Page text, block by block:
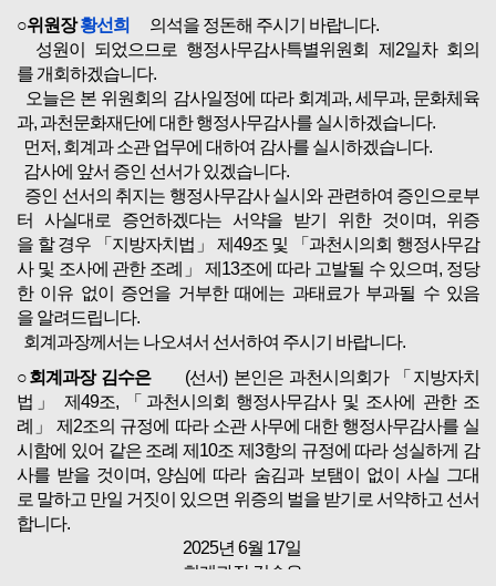
○위원장황선희
의석을 정돈해 주시기 바랍니다.
성원이 되었으므로 행정사무감사특별위원회 제2일차 회의
를 개회하겠습니다.
오늘은 본 위원회의 감사일정에 따라 회계과, 세무과, 문화체육
과, 과천문화재단에 대한 행정사무감사를 실시하겠습니다.
먼저, 회계과 소관 업무에 대하여 감사를 실시하겠습니다.
감사에 앞서 증인 선서가 있겠습니다.
증인 선서의 취지는 행정사무감사 실시와 관련하여 증인으로부
터 사실대로 증언하겠다는 서약을 받기 위한 것이며, 위증
을 할 경우 「지방자치법」 제49조 및 「과천시의회 행정사무감
사 및 조사에 관한 조례」 제13조에 따라 고발될 수 있으며, 정당
한 이유 없이 증언을 거부한 때에는 과태료가 부과될 수 있음
을 알려드립니다.
회계과장께서는 나오셔서 선서하여 주시기 바랍니다.
○회계과장 김수은(선서) 본인은 과천시의회가 「지방자치
법」 제49조, 「과천시의회 행정사무감사 및 조사에 관한 조
례」 제2조의 규정에 따라 소관 사무에 대한 행정사무감사를 실
시함에 있어 같은 조례 제10조 제3항의 규정에 따라 성실하게 감
사를 받을 것이며, 양심에 따라 숨김과 보탬이 없이 사실 그대
로 말하고 만일 거짓이 있으면 위증의 벌을 받기로 서약하고 선서
합니다.
2025년 6월 17일
회계과장 김수은